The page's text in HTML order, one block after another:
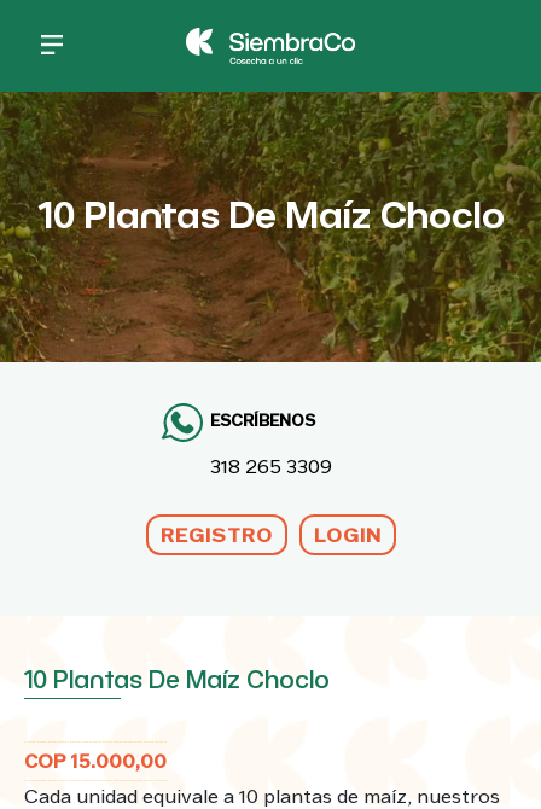
10 Plantas De Maíz Choclo
ESCRÍBENOS
318 265 3309
REGISTRO LOGIN
10 Plantas De Maíz Choclo
COP 15.000,00
Cada unidad equivale a 10 plantas de maíz, nuestros